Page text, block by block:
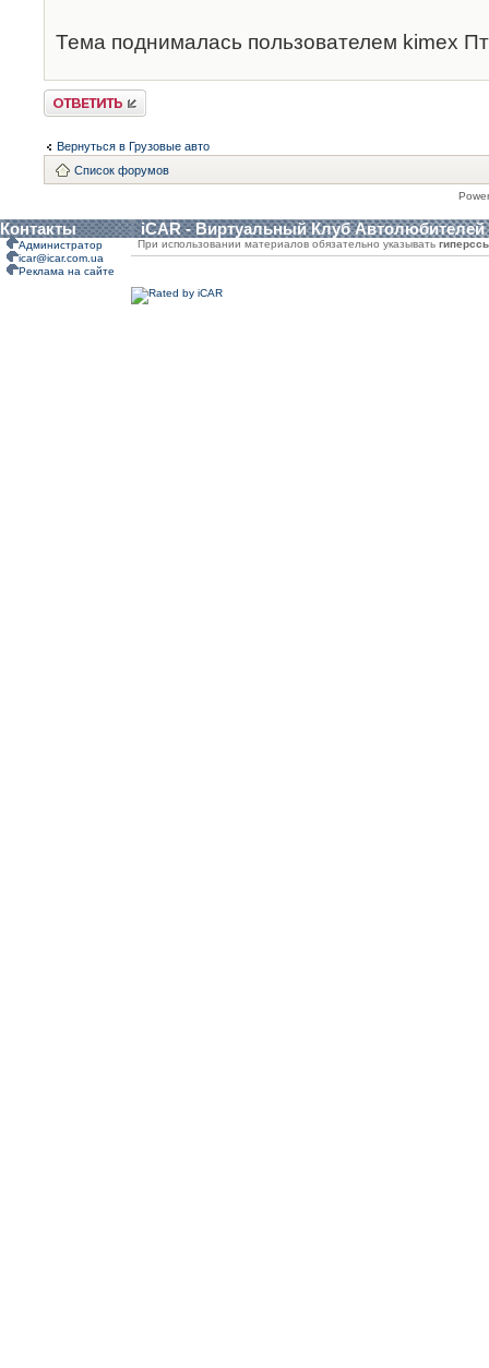
Тема поднималась пользователем kimex
Ответить
Вернуться в Грузовые авто
Список форумов
Контакты iCAR - Виртуальный Клуб Автолюбителей
Администратор
icar@icar.com.ua
Реклама на сайте
При использовании материалов обязательно указывать